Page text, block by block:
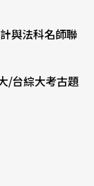
與法科名師聯
/台綜大考古題